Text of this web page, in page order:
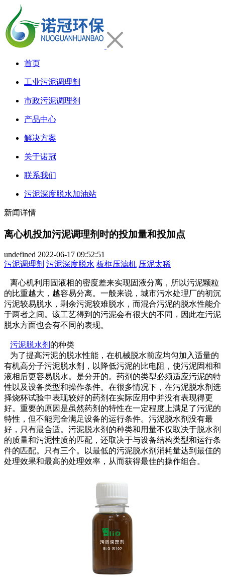
首页
工业污泥调理剂
市政污泥调理剂
产品中心
解决方案
关于诺冠
联系我们
污泥深度脱水加油站
新闻详情
离心机投加污泥调理剂时的投加量和投加点
undefined 2022-06-17 09:52:51
污泥调理剂 污泥深度脱水 板框压滤机 压泥太稀
离心机利用固液相的密度差来实现固液分离，所以污泥颗粒
的比重越大，越容易分离。一般来说，城市污水处理厂的初沉
污泥较易脱水，剩余污泥较难脱水，而混合污泥的脱水性能介
于两者之间。该工艺得到的污泥会有很大的不同，因此在污泥
脱水方面也会有不同的表现。
污泥脱水剂 的种类
为了提高污泥的脱水性能，在机械脱水前应均匀加入适量的
有机高分子污泥脱水剂，以降低污泥的比电阻，使污泥固相和
液相后更容易脱水。是分开的。药剂的类型必须适应污泥的特
性以及设备类型和操作条件。在很多情况下，在污泥脱水剂选
择烧杯试验中表现较好的药剂在实际应用中并没有表现得更
好。重要的原因是虽然药剂的特性在一定程度上满足了污泥的
特性，但不能完全满足设备的运行条件。污泥脱水剂没有最
好，只有最合适。污泥脱水剂的种类和用量不仅取决于脱水剂
的质量和污泥性质的匹配，还取决于与设备结构类型和运行条
件的匹配。只有三个。以最低的污泥脱水剂消耗量达到最佳的
处理效果和最高的处理效率，从而获得最佳的操作组合。